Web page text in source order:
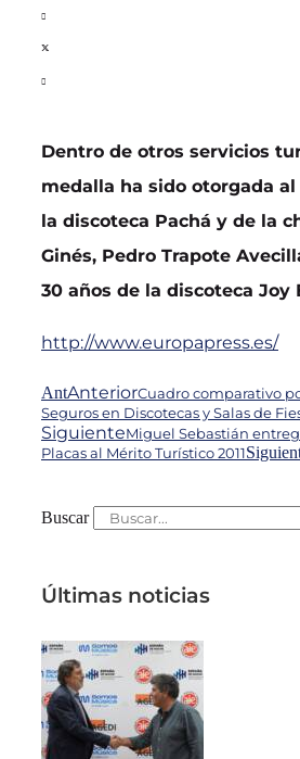
Dentro de otros servicios
medalla ha sido otorgada
la discoteca Pachá y de la
Ginés, Pedro Trapote
30 años de la discoteca Joy
http://www.europapress.es/
AntAnteriorCuadro comparativo
Seguros en Discotecas y Salas de
SiguienteMiguel Sebastián
Placas al Mérito Turístico 2011
Buscar
Últimas noticias